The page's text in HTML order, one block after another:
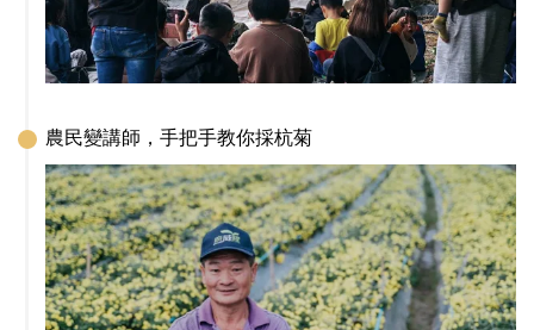
農民變講師，手把手教你採杭菊